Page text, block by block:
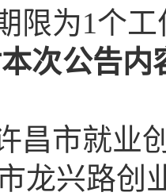
限为1个
次公告内
昌市就业
龙兴路创